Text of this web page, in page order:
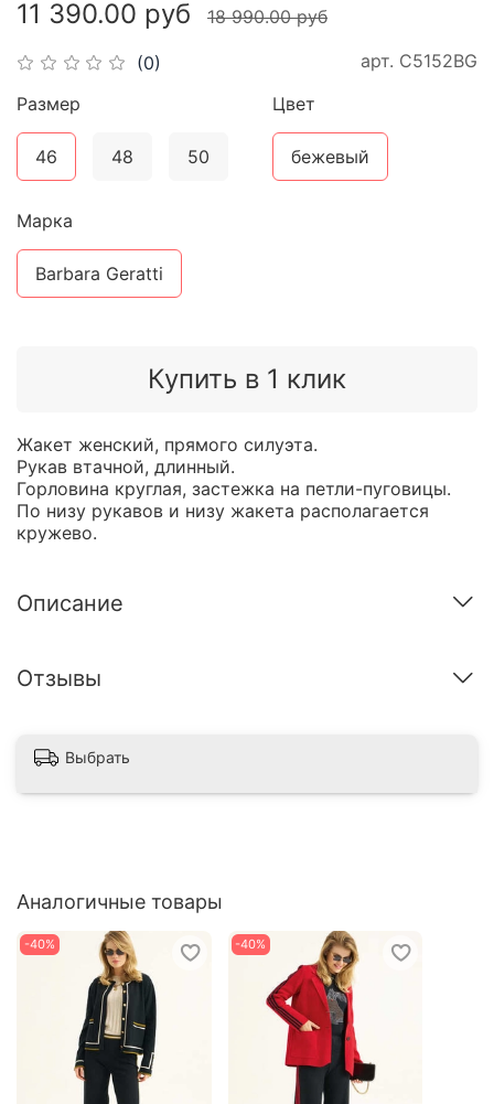
(0) арт. C5152BG
11 390.00 руб 18 990.00 руб
Купить в 1 клик
Размер
46 48 50
Цвет
бежевый
Марка
Barbara Geratti
Жакет женский, прямого силуэта.
Рукав втачной, длинный.
Горловина круглая, застежка на петли-пуговицы.
По низу рукавов и низу жакета располагается
кружево.
Описание
Отзывы
Выбрать
Аналогичные товары
-40% -40%